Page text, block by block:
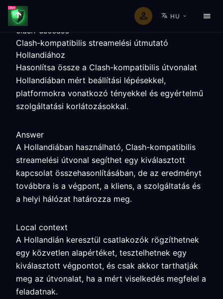
HU
clash-usecase
Clash-kompatibilis streamelési útmutató
Hollandiához
Hasonlítsa össze a Clash-kompatibilis útvonalat
Hollandiában mért beállítási lépésekkel,
platformokra vonatkozó tényekkel és egyértelmű
szolgáltatási korlátozásokkal.
Answer
A Hollandiában használható, Clash-kompatibilis
streamelési útvonal segíthet egy kiválasztott
kapcsolat összehasonlításában, de az eredményt
továbbra is a végpont, a kliens, a szolgáltatás és
a helyi hálózat határozza meg.
Local context
A Hollandián keresztül csatlakozók rögzíthetnek
egy közvetlen alapértéket, tesztelhetnek egy
kiválasztott végpontot, és csak akkor tarthatják
meg az útvonalat, ha a mért viselkedés megfelel a
feladatnak.